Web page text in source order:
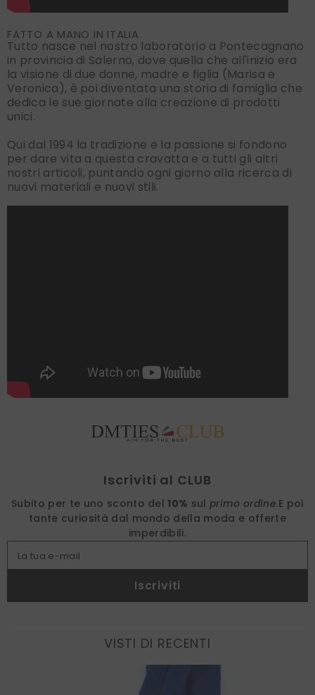
FATTO A MANO IN ITALIA
Tutto nasce nel nostro laboratorio a Pontecagnano
in provincia di Salerno, dove quella che all'inizio era
la visione di due donne, madre e figlia (Marisa e
Veronica), è poi diventata una storia di famiglia che
dedica le sue giornate alla creazione di prodotti
unici.
Qui dal 1994 la tradizione e la passione si fondono
per dare vita a questa cravatta e a tutti gli altri
nostri articoli, puntando ogni giorno alla ricerca di
nuovi materiali e nuovi stili.
Iscriviti al CLUB
Subito per te uno sconto del 10% sulprimo ordine.E poi
tante curiosità dal mondo della moda e offerte
imperdibili.
La tua e-mail
Iscriviti
VISTI DI RECENTI